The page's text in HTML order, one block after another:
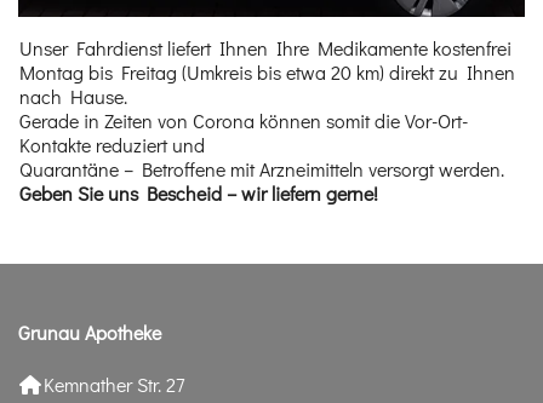
Unser Fahrdienst liefert Ihnen Ihre Medikamente kostenfrei
Montag bis Freitag (Umkreis bis etwa 20 km) direkt zu Ihnen
nach Hause.
Gerade in Zeiten von Corona können somit die Vor-Ort-
Kontakte reduziert und
Quarantäne – Betroffene mit Arzneimitteln versorgt werden.
Geben Sie uns Bescheid – wir liefern gerne!
Grunau Apotheke
Kemnather Str. 27